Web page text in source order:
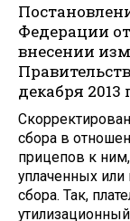
Федерации
внесении
декабря 2013
сбора в
прицепов к
уплаченных
сбора. Так,